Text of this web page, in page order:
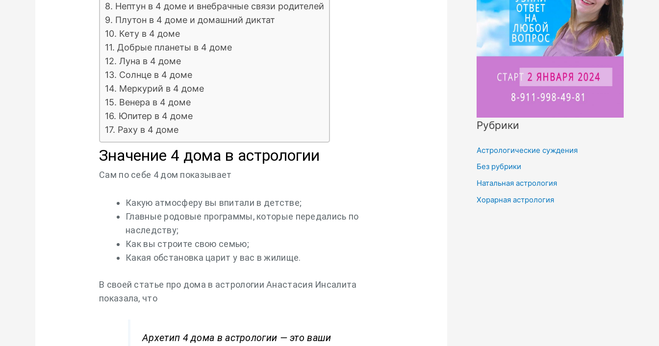
8. Нептун в 4 доме и внебрачные связи родителей
9. Плутон в 4 доме и домашний диктат
10. Кету в 4 доме
11. Добрые планеты в 4 доме
12. Луна в 4 доме
13. Солнце в 4 доме
14. Меркурий в 4 доме
15. Венера в 4 доме
16. Юпитер в 4 доме
17. Раху в 4 доме
Значение 4 дома в астрологии
Сам по себе 4 дом показывает
Какую атмосферу вы впитали в детстве;
Главные родовые программы, которые передались по
наследству;
Как вы строите свою семью;
Какая обстановка царит у вас в жилище.
В своей статье про дома в астрологии Анастасия Инсалита
показала, что
Архетип 4 дома в астрологии — это ваши
Рубрики
Астрологические суждения
Без рубрики
Натальная астрология
Хорарная астрология